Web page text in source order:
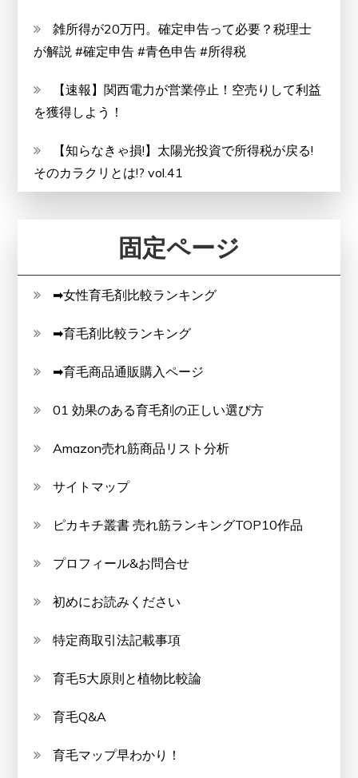
雑所得が20万円。確定申告って必要？税理士
が解説 #確定申告 #青色申告 #所得税
【速報】関西電力が営業停止！空売りして利益
を獲得しよう！
【知らなきゃ損!】太陽光投資で所得税が戻る!
そのカラクリとは!? vol.41
固定ページ
➡女性育毛剤比較ランキング
➡育毛剤比較ランキング
➡育毛商品通販購入ページ
01 効果のある育毛剤の正しい選び方
Amazon売れ筋商品リスト分析
サイトマップ
ピカキチ叢書 売れ筋ランキングTOP10作品
プロフィール&お問合せ
初めにお読みください
特定商取引法記載事項
育毛5大原則と植物比較論
育毛Q&A
育毛マップ早わかり！